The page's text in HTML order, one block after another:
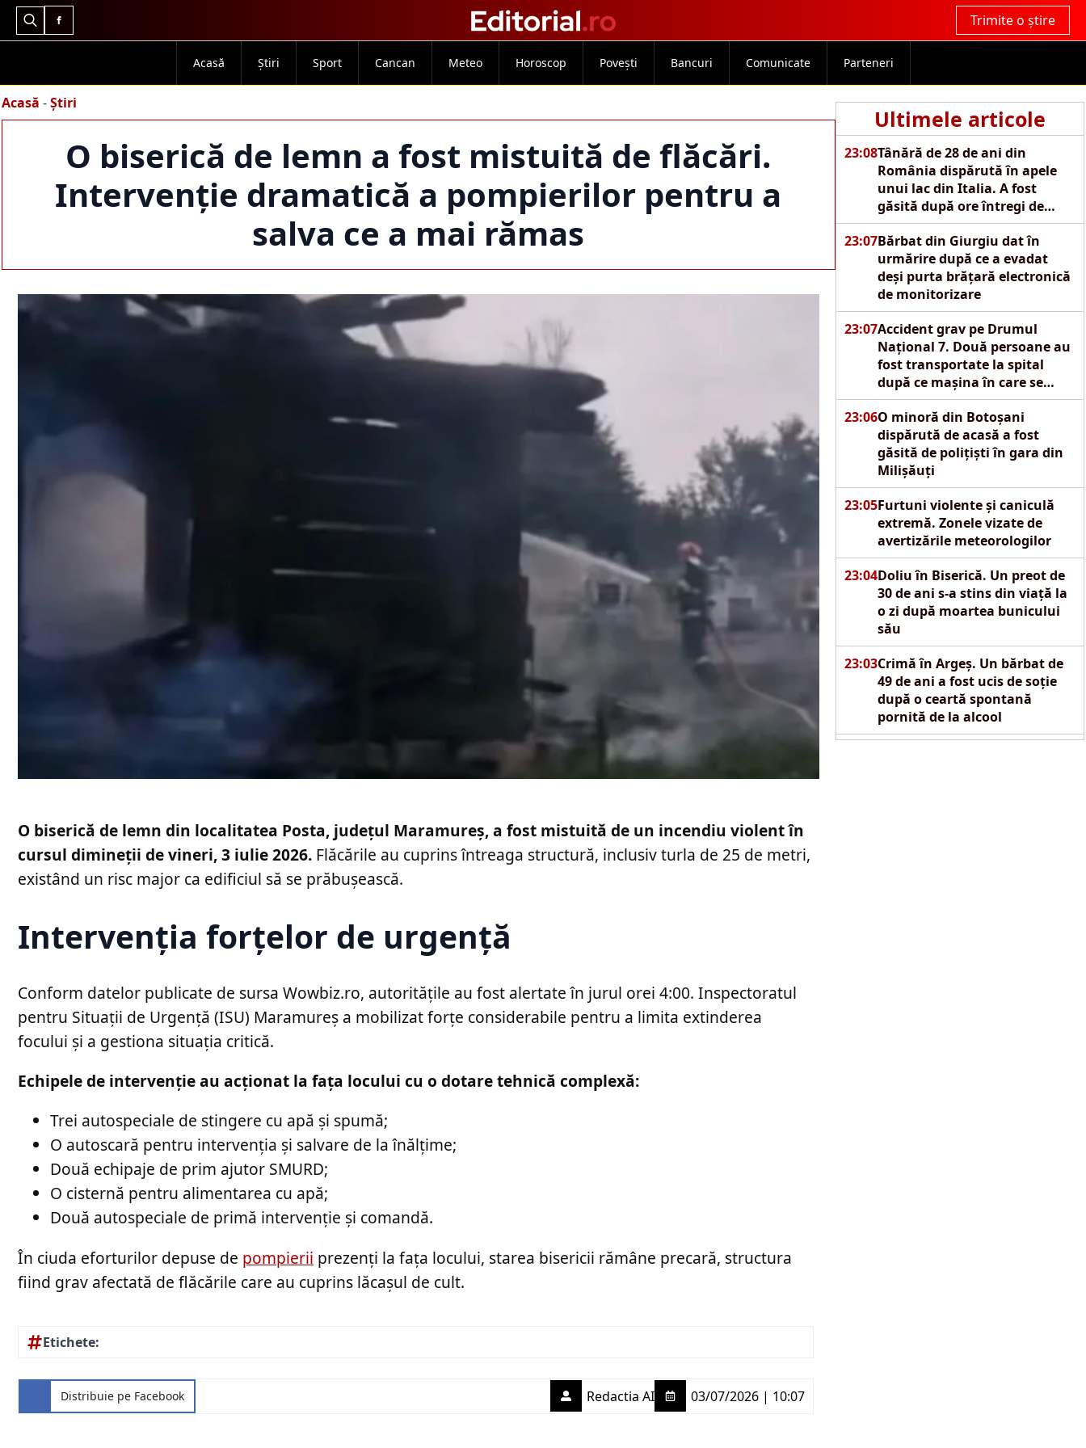
Search
Trimite o știre
Acasă Știri Sport Cancan Meteo Horoscop Povești Bancuri Comunicate Parteneri
Acasă -Știri
O biserică de lemn a fost mistuită de flăcări.
Intervenție dramatică a pompierilor pentru a
salva ce a mai rămas
Ultimele articole
23:08Tânără de 28 de ani din
România dispărută în apele
unui lac din Italia. A fost
găsită după ore întregi de
căutări
23:07Bărbat din Giurgiu dat în
urmărire după ce a evadat
deși purta brățară electronică
de monitorizare
23:07Accident grav pe Drumul
Național 7. Două persoane au
fost transportate la spital
după ce mașina în care se
aflau s-a izbit de un pod
23:06O minoră din Botoșani
dispărută de acasă a fost
găsită de polițiști în gara din
Milișăuți
23:05Furtuni violente și caniculă
extremă. Zonele vizate de
avertizările meteorologilor
23:04Doliu în Biserică. Un preot de
30 de ani s-a stins din viață la
o zi după moartea bunicului
său
23:03Crimă în Argeș. Un bărbat de
49 de ani a fost ucis de soție
după o ceartă spontană
pornită de la alcool
O biserică de lemn din localitatea Posta, județul Maramureș, a fost mistuită de un incendiu violent în
cursul dimineții de vineri, 3 iulie 2026. Flăcările au cuprins întreaga structură, inclusiv turla de 25 de metri,
existând un risc major ca edificiul să se prăbușească.
Intervenția forțelor de urgență
Conform datelor publicate de sursa Wowbiz.ro, autoritățile au fost alertate în jurul orei 4:00. Inspectoratul
pentru Situații de Urgență (ISU) Maramureș a mobilizat forțe considerabile pentru a limita extinderea
focului și a gestiona situația critică.
Echipele de intervenție au acționat la fața locului cu o dotare tehnică complexă:
Trei autospeciale de stingere cu apă și spumă;
O autoscară pentru intervenția și salvare de la înălțime;
Două echipaje de prim ajutor SMURD;
O cisternă pentru alimentarea cu apă;
Două autospeciale de primă intervenție și comandă.
În ciuda eforturilor depuse de pompierii prezenți la fața locului, starea bisericii rămâne precară, structura
fiind grav afectată de flăcările care au cuprins lăcașul de cult.
Etichete:
Distribuie pe Facebook Redactia AI 03/07/2026 | 10:07